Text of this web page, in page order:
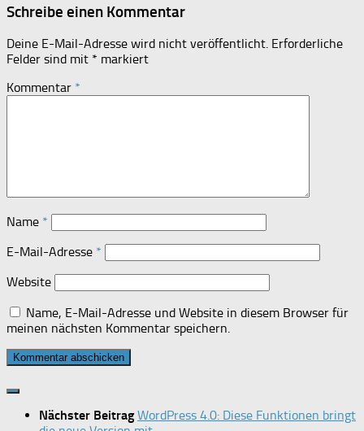
Schreibe einen Kommentar
Deine E-Mail-Adresse wird nicht veröffentlicht. Erforderliche
Felder sind mit * markiert
Kommentar *
Name *
E-Mail-Adresse *
Website
Name, E-Mail-Adresse und Website in diesem Browser für
meinen nächsten Kommentar speichern.
Nächster Beitrag WordPress 4.0: Diese Funktionen bringt